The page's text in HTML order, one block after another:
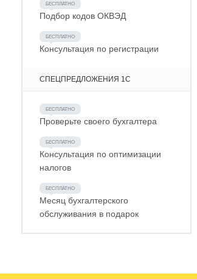
Подбор кодов ОКВЭД
Консультация по регистрации
СПЕЦПРЕДЛОЖЕНИЯ 1С
Проверьте своего бухгалтера
Консультация по оптимизации
налогов
Месяц бухгалтерского
обслуживания в подарок